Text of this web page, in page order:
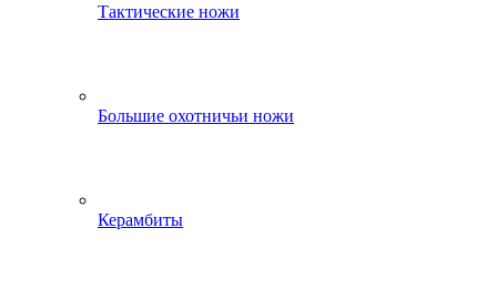
Тактические ножи
Большие охотничьи ножи
Керамбиты